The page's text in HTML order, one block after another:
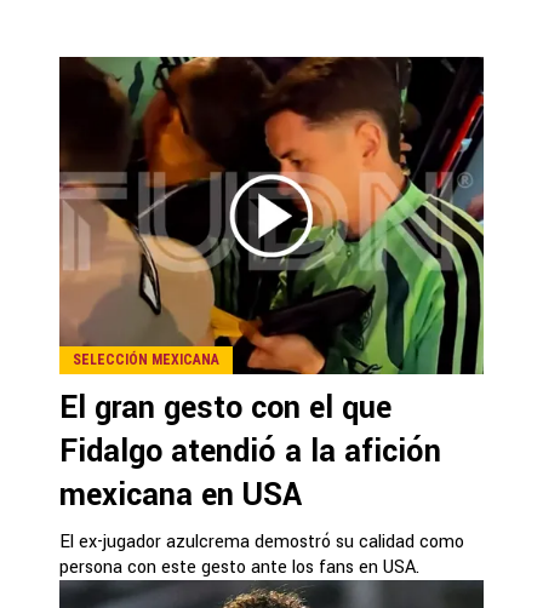
SELECCIÓN MEXICANA
El gran gesto con el que
Fidalgo atendió a la afición
mexicana en USA
El ex-jugador azulcrema demostró su calidad como
persona con este gesto ante los fans en USA.